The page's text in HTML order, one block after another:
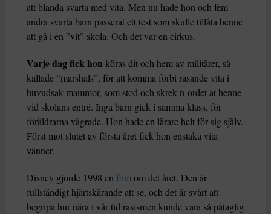
att blanda svarta med vita. Men nu hade hon och fem
andra svarta barn passerat ett test som skulle tillåta henne
att gå i en ”vit” skola. Och det var en cirkus.
Varje dag fick hon köras dit och hem av militärer, så
kallade “marshals”, för att komma förbi rasande vita i
huvudsak mammor, som stod och skrek n-ordet åt henne
vid skolans entré. Inga barn gick i samma klass, för
föräldrarna vägrade. Hon hade en lärare helt för sig själv.
Först mot slutet av första året fick hon enstaka vita
vänner.
Disney gjorde 1998 en film om det året. Den är
fullständigt hjärtskärande att se, och det är svårt att
begripa hur nära i vår tid rasismen kunde vara så påtaglig